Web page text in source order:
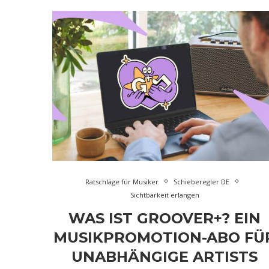
Ratschläge für Musiker
Schieberegler DE
Sichtbarkeit erlangen
WAS IST GROOVER+? EIN
MUSIKPROMOTION-ABO
UNABHÄNGIGE ARTISTS